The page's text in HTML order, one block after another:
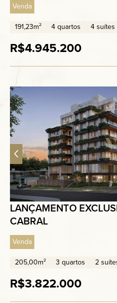
Venda
191,23m²
4 quartos 4 suítes
R$4.945.200
LANÇAMENTO
CABRAL
Venda
205,00m²
3 quartos 2
R$3.822.000